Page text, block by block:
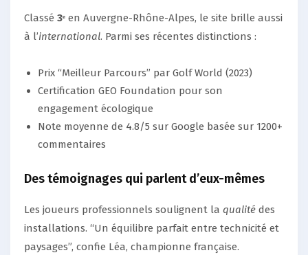
Classé 3ᵉ en Auvergne-Rhône-Alpes, le site brille aussi
à l’international. Parmi ses récentes distinctions :
Prix “Meilleur Parcours” par Golf World (2023)
Certification GEO Foundation pour son
engagement écologique
Note moyenne de 4.8/5 sur Google basée sur 1200+
commentaires
Des témoignages qui parlent d’eux-mêmes
Les joueurs professionnels soulignent la qualité des
installations. “Un équilibre parfait entre technicité et
paysages”, confie Léa, championne française.